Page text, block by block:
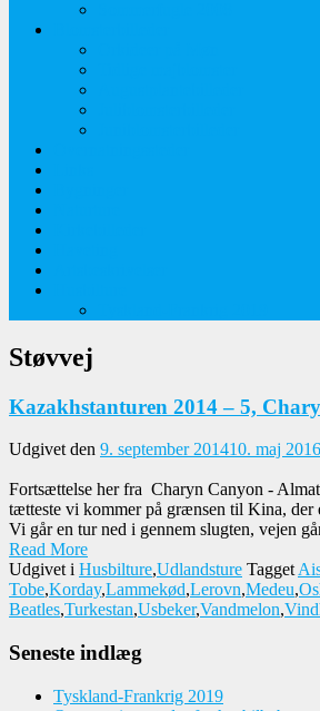
Støvvej
Kazakhstanturen 2014 – 5,
Udgivet den 9. september 201410. maj 2016
Fortsættelse her fra Charyn Canyon -
tætteste vi kommer på grænsen til Kina, der
Vi går en tur ned i gennem slugten, vejen
Read More
Udgivet i Husbilture,Udlandsture Tagget
Tobe,Korday,Lammekød,Lerovn,Medeu,
Beatles,Turkestan,Usbeker,Vandmelon,
Seneste indlæg
Tyskland-Frankrig 2019